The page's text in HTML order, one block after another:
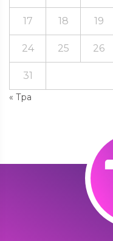
« Тра
17 18 19
24 25 26
31